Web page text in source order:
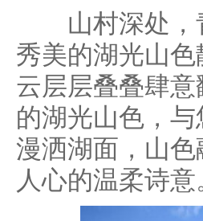
山村深处，
秀美的湖光山
云层层叠叠肆
的湖光山色，
漫洒湖面，山
人心的温柔诗意